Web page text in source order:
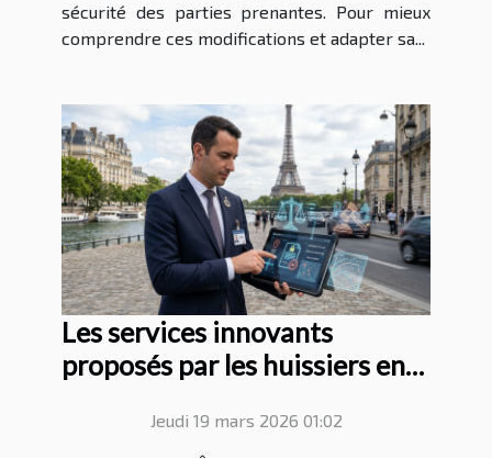
sécurité des parties prenantes. Pour mieux
comprendre ces modifications et adapter sa...
Les services innovants
proposés par les huissiers en
Jeudi 19 mars 2026 01:02